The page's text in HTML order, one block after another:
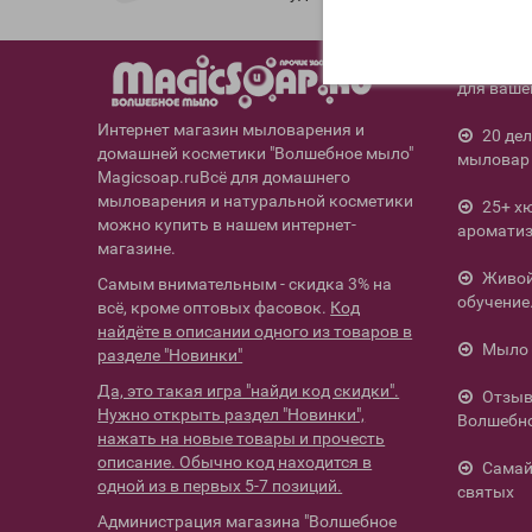
Интернет магазин мыловарения и
домашней косметики "Волшебное мыло"
Magicsoap.ruВсё для домашнего
мыловарения и натуральной косметики
можно купить в нашем интернет-
магазине.
Самым внимательным - скидка 3% на
всё, кроме оптовых фасовок. Код
найдёте в описании одного из товаров в
разделе "Новинки"
Да, это такая игра "найди код скидки".
Нужно открыть раздел "Новинки",
нажать на новые товары и прочесть
описание. Обычно код находится в
одной из в первых 5-7 позиций.
Администрация магазина "Волшебное
для
20
мыловар
25+
обучение.
Мыло
святых